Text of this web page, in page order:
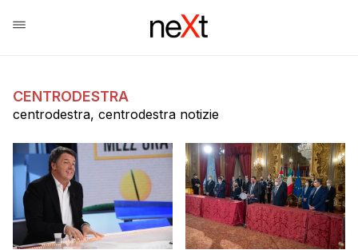
CENTRODESTRA
centrodestra, centrodestra notizie